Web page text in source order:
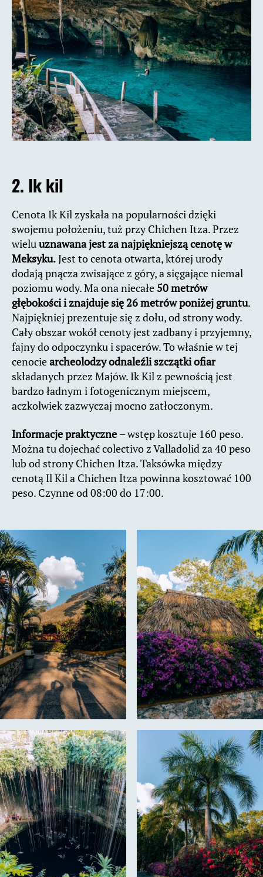
2. Ik kil
Cenota Ik Kil zyskała na popularności dzięki
swojemu położeniu, tuż przy Chichen Itza. Przez
wieluuznawana jest za najpiękniejszą cenotę w
Meksyku.Jest to cenota otwarta, której urody
dodają pnącza zwisające z góry, a sięgające niemal
poziomu wody. Ma ona niecałe 50 metrów
głębokości i znajduje się 26 metrów poniżej gruntu.
Najpiękniej prezentuje się z dołu, od strony wody.
Cały obszar wokół cenoty jest zadbany i przyjemny,
fajny do odpoczynku i spacerów. To właśnie w tej
cenociearcheolodzy odnaleźli szczątki ofiar
składanych przez Majów. Ik Kil z pewnością jest
bardzo ładnym i fotogenicznym miejscem,
aczkolwiek zazwyczaj mocno zatłoczonym.
Informacje praktyczne – wstęp kosztuje 160 peso.
Można tu dojechać colectivo z Valladolid za 40 peso
lub od strony Chichen Itza. Taksówka między
cenotą Il Kil a Chichen Itza powinna kosztować 100
peso. Czynne od 08:00 do 17:00.